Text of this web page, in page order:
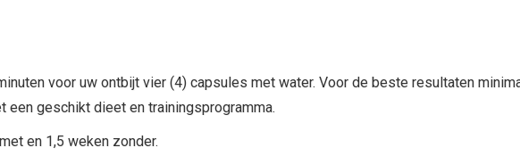
voor uw ontbijt vier (4) capsules met water. Voor de beste resultaten
een geschikt dieet en trainingsprogramma.
en 1,5 weken zonder.